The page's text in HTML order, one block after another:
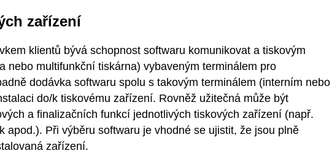
zařízení
klientů bývá schopnost softwaru komunikovat a tiskovým
nebo multifunkční tiskárna) vybaveným terminálem pro
dodávka softwaru spolu s takovým terminálem (interním nebo
do/k tiskovému zařízení. Rovněž užitečná může být
a finalizačních funkcí jednotlivých tiskových zařízení (např.
apod.). Při výběru softwaru je vhodné se ujistit, že jsou plně
zařízení.